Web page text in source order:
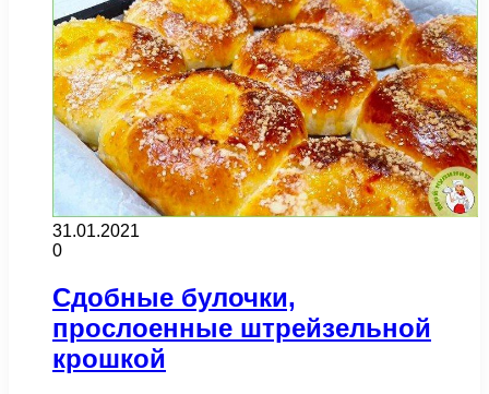
31.01.2021
0
Сдобные булочки,
прослоенные штрейзельной
крошкой